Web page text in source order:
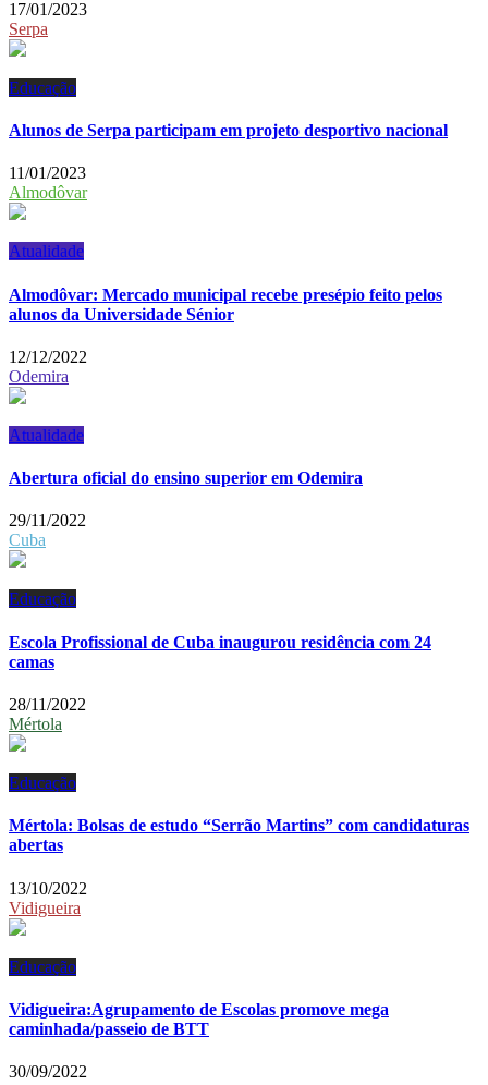
17/01/2023
Serpa
Educação
Alunos de Serpa participam em projeto desportivo nacional
11/01/2023
Almodôvar
Atualidade
Almodôvar: Mercado municipal recebe presépio feito pelos
alunos da Universidade Sénior
12/12/2022
Odemira
Atualidade
Abertura oficial do ensino superior em Odemira
29/11/2022
Cuba
Educação
Escola Profissional de Cuba inaugurou residência com 24
camas
28/11/2022
Mértola
Educação
Mértola: Bolsas de estudo “Serrão Martins” com candidaturas
abertas
13/10/2022
Vidigueira
Educação
Vidigueira:Agrupamento de Escolas promove mega
caminhada/passeio de BTT
30/09/2022